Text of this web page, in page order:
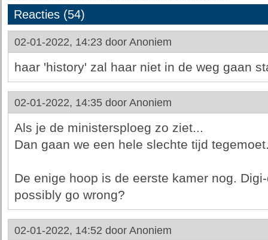
Reacties (54)
02-01-2022, 14:23 door Anoniem
haar 'history' zal haar niet in de weg gaan
02-01-2022, 14:35 door Anoniem
Als je de ministersploeg zo ziet...
Dan gaan we een hele slechte tijd
De enige hoop is de eerste kamer nog.
possibly go wrong?
02-01-2022, 14:52 door Anoniem